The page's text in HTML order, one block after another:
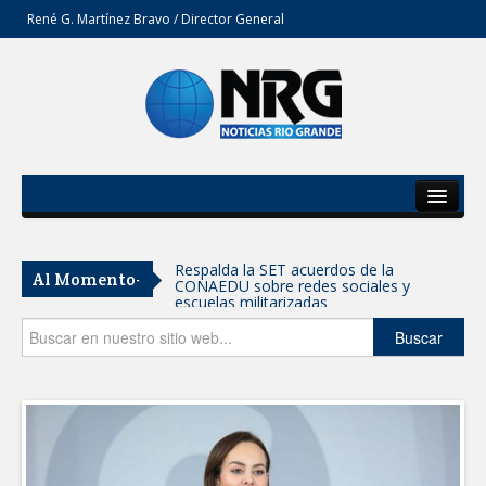
René G. Martínez Bravo / Director General
Del Estado
Secciones
Opinión
Al Momento- Respalda la SET acuerdos de la
CONAEDU sobre redes sociales y
escuelas militarizadas
AVANZAN TRABAJOS DE
MANTIENE EL RITMO DE LAS OBRAS
PRIORITARIAS
Atendió Protección Civil de Reynosa
reportes ante lluvias
Buscar